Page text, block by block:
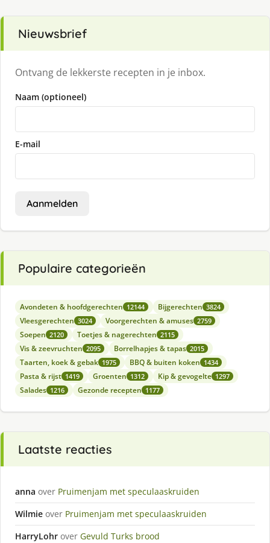
Nieuwsbrief
Ontvang de lekkerste recepten in je inbox.
Naam (optioneel)
E-mail
Aanmelden
Populaire categorieën
Avondeten & hoofdgerechten 12144 Bijgerechten 3824
Vleesgerechten 3024 Voorgerechten & amuses 2759
Soepen 2120 Toetjes & nagerechten 2115
Vis & zeevruchten 2095 Borrelhapjes & tapas 2015
Taarten, koek & gebak 1975 BBQ & buiten koken 1434
Pasta & rijst 1419 Groenten 1312 Kip & gevogelte 1297
Salades 1216 Gezonde recepten 1177
Laatste reacties
anna over Pruimenjam met speculaaskruiden
Wilmie over Pruimenjam met speculaaskruiden
HarryLohr over Gevuld Turks brood